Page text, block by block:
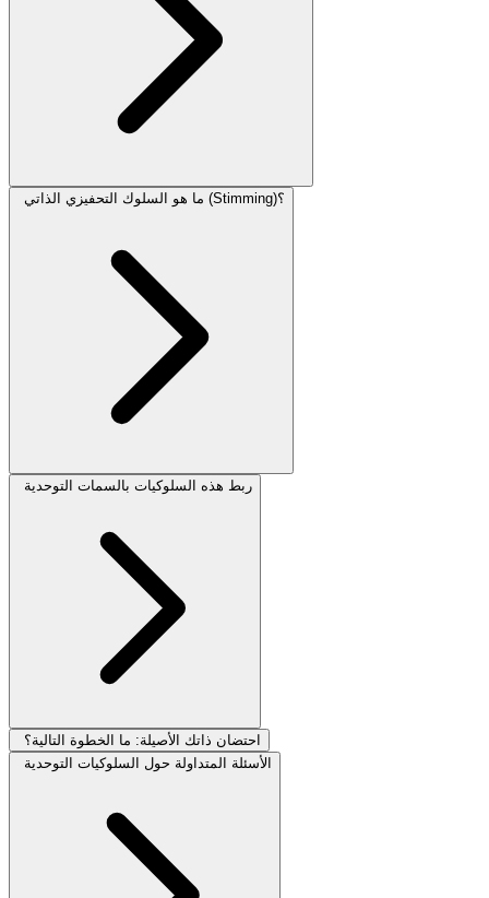
ما هو السلوك التحفيزي الذاتي (Stimming)؟
ربط هذه السلوكيات بالسمات التوحدية
احتضان ذاتك الأصيلة: ما الخطوة التالية؟
الأسئلة المتداولة حول السلوكيات التوحدية